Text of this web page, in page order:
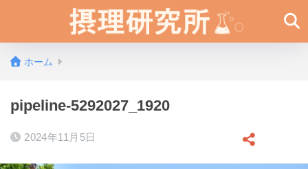
ホーム
pipeline-5292027_1920
2024年11月5日